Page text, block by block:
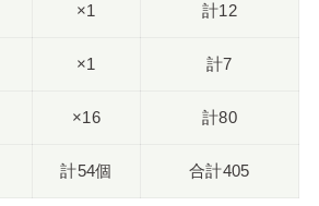
×1 計12
×1 計7
×16 計80
計54個 合計405